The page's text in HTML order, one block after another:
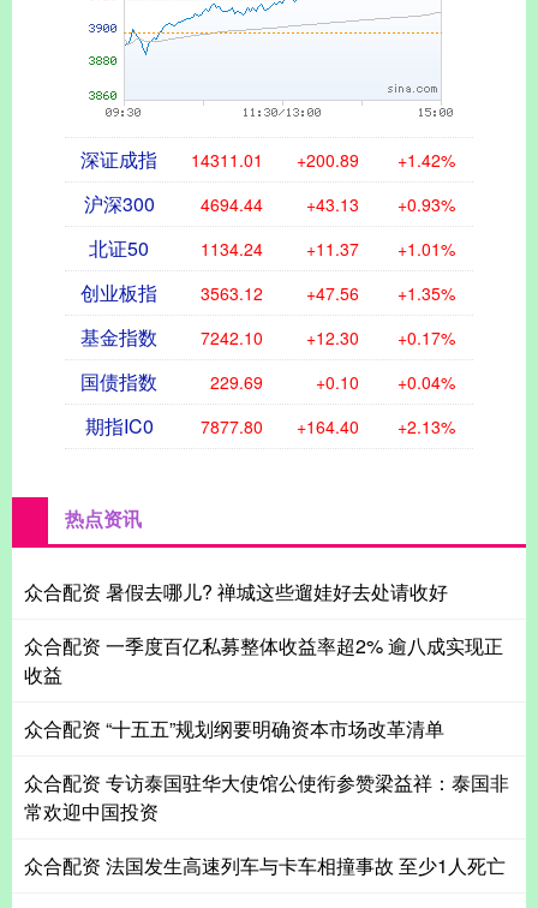
深证成指 14311.01 +200.89 +1.42%
沪深300 4694.44 +43.13 +0.93%
北证50 1134.24 +11.37 +1.01%
创业板指 3563.12 +47.56 +1.35%
基金指数 7242.10 +12.30 +0.17%
国债指数 229.69 +0.10 +0.04%
期指IC0 7877.80 +164.40 +2.13%
热点资讯
众合配资 暑假去哪儿? 禅城这些遛娃好去处请收好
众合配资 一季度百亿私募整体收益率超2% 逾八成实现正
收益
众合配资 “十五五”规划纲要明确资本市场改革清单
众合配资 专访泰国驻华大使馆公使衔参赞梁益祥：泰国非
常欢迎中国投资
众合配资 法国发生高速列车与卡车相撞事故 至少1人死亡